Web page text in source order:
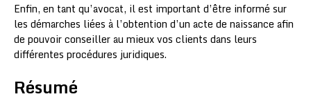
Enfin, en tant qu’avocat, il est important d’être informé sur
les démarches liées à l’obtention d’un acte de naissance afin
de pouvoir conseiller au mieux vos clients dans leurs
différentes procédures juridiques.
Résumé